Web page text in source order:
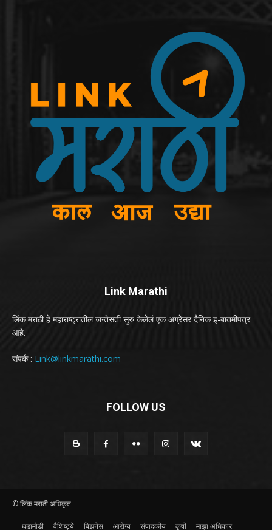
Link Marathi
लिंक मराठी हे महाराष्ट्रातील जन्तेसती सुरु केलेलं एक अग्रेसर दैनिक इ-बातमीपत्र
आहे.
संपर्क : Link@linkmarathi.com
FOLLOW US
© लिंक मराठी अधिकृत
घडामोडी वैशिष्ट्ये बिझनेस आरोग्य संपादकीय कृषी माझा अधिकार